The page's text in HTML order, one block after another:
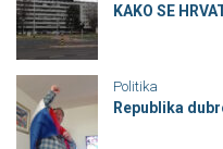
KAKO SE
Politika
Republika